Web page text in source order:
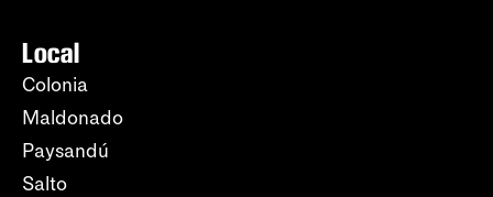
Local
Colonia
Maldonado
Paysandú
Salto